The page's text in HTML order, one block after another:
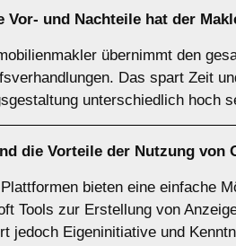
Vor- und Nachteile hat der
übernimmt den
Das spart Zeit
unterschiedlich hoch
die Vorteile der Nutzung von
bieten eine einfache
Tools zur Erstellung von
jedoch Eigeninitiative und